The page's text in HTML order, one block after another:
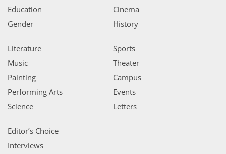
Education
Gender
Cinema
History
Literature
Music
Painting
Performing Arts
Science
Sports
Theater
Campus
Events
Letters
Editor’s Choice
Interviews